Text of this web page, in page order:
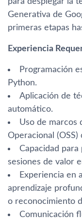
Generativa de
primeras etapas
Experiencia
Programación
Python.
Aplicación de
automático.
Uso de marcos
Operacional (OSS)
Capacidad
sesiones de valor
Experiencia en
aprendizaje
o reconocimiento
Comunicación